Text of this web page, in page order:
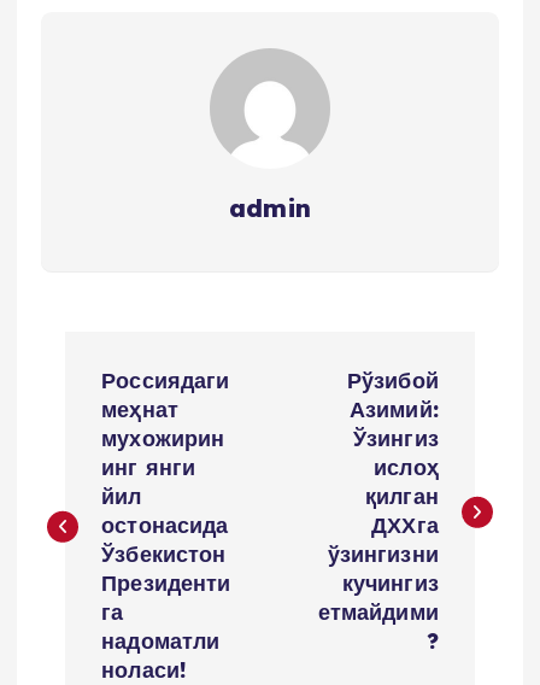
admin
t
Россиядаги
меҳнат
мухожирин
инг янги
йил
остонасида
Ўзбекистон
Президенти
га
надоматли
ноласи!
Рўзибой
Азимий:
Ўзингиз
ислоҳ
қилган
ДХХга
ўзингизни
кучингиз
етмайдими
?